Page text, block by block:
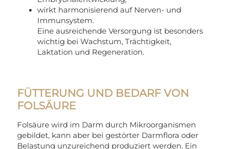
wirkt harmonisierend auf Nerven- und
Immunsystem.
Eine ausreichende Versorgung ist besonders
wichtig bei Wachstum, Trächtigkeit,
Laktation und Regeneration.
FÜTTERUNG UND BEDARF VON
FOLSÄURE
Folsäure wird im Darm durch Mikroorganismen
gebildet, kann aber bei gestörter Darmflora oder
Belastung unzureichend produziert werden. Ein